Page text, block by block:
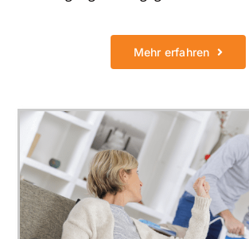
Mehr erfahren